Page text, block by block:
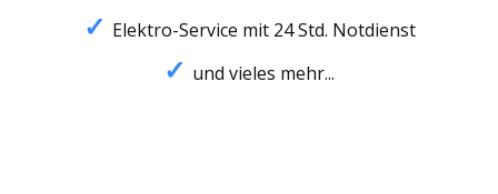
Elektro-Service mit 24 Std. Notdienst
und vieles mehr...